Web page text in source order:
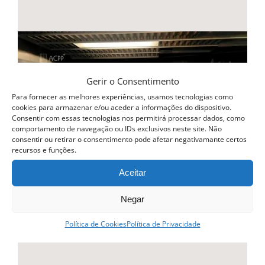
Gerir o Consentimento
Para fornecer as melhores experiências, usamos tecnologias como
cookies para armazenar e/ou aceder a informações do dispositivo.
Consentir com essas tecnologias nos permitirá processar dados, como
comportamento de navegação ou IDs exclusivos neste site. Não
consentir ou retirar o consentimento pode afetar negativamante certos
recursos e funções.
Aceitar
Negar
Política de CookiesPolítica de Privacidade